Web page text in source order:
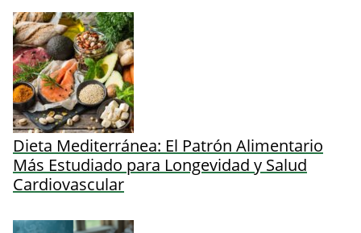
Dieta Mediterránea: El Patrón Alimentario
Más Estudiado para Longevidad y Salud
Cardiovascular